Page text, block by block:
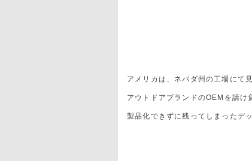
アメリカは、ネバダ州の工場にて
アウトドアブランドのOEMを請け
製品化できずに残ってしまったデ